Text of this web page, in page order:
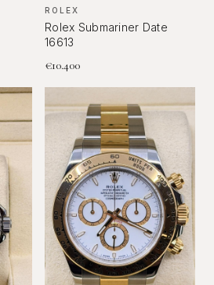
ROLEX
Rolex Submariner Date
16613
€10.400